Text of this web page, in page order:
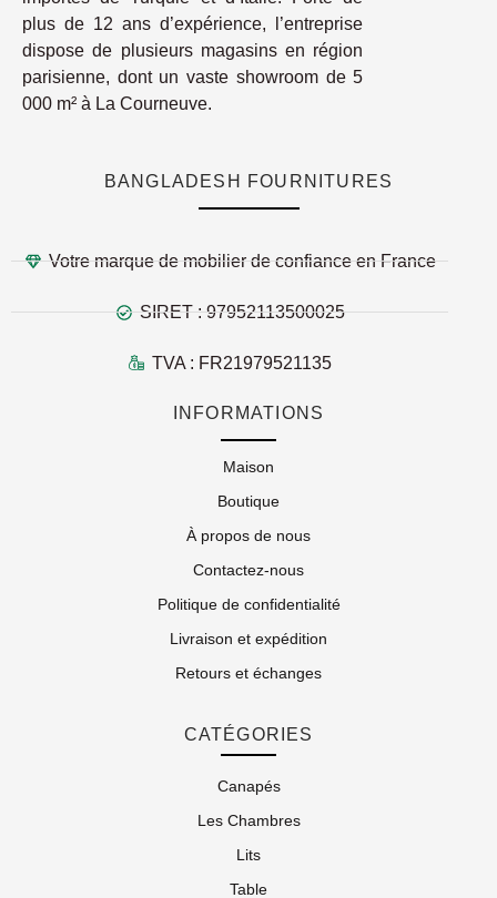
plus de 12 ans d’expérience, l’entreprise
dispose de plusieurs magasins en région
parisienne, dont un vaste showroom de 5
000 m² à La Courneuve.
BANGLADESH FOURNITURES
Votre marque de mobilier de confiance en France
SIRET : 97952113500025
TVA : FR21979521135
INFORMATIONS
Maison
Boutique
À propos de nous
Contactez-nous
Politique de confidentialité
Livraison et expédition
Retours et échanges
CATÉGORIES
Canapés
Les Chambres
Lits
Table